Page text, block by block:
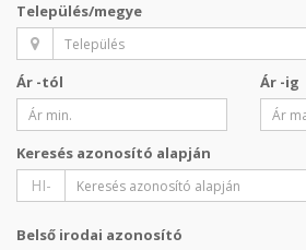
Település/megye
Ár -tól Ár -ig
Keresés azonosító alapján
HI-
Belső irodai azonosító